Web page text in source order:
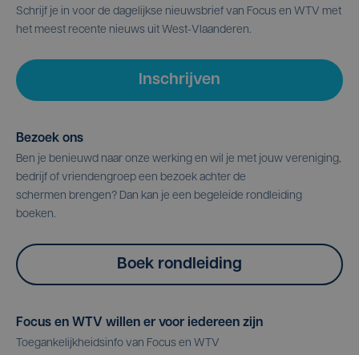
Schrijf je in voor de dagelijkse nieuwsbrief van Focus en WTV met
het meest recente nieuws uit West-Vlaanderen.
Inschrijven
Bezoek ons
Ben je benieuwd naar onze werking en wil je met jouw vereniging,
bedrijf of vriendengroep een bezoek achter de
schermen brengen? Dan kan je een begeleide rondleiding
boeken.
Boek rondleiding
Focus en WTV willen er voor iedereen zijn
Toegankelijkheidsinfo van Focus en WTV